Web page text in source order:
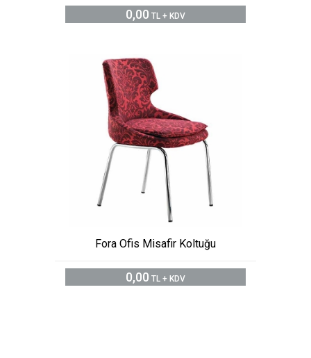
0,00 TL + KDV
Fora Ofis Misafir Koltuğu
0,00 TL + KDV